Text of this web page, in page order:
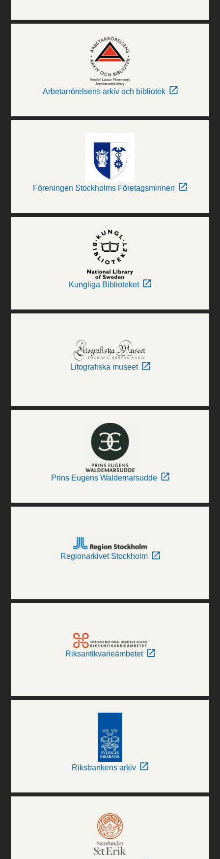
Arbetarrörelsens arkiv och bibliotek
Föreningen Stockholms Företagsminnen
Kungliga Biblioteket
Litografiska museet
Prins Eugens Waldemarsudde
Regionarkivet Stockholm
Riksantikvarieämbetet
Riksbankens arkiv